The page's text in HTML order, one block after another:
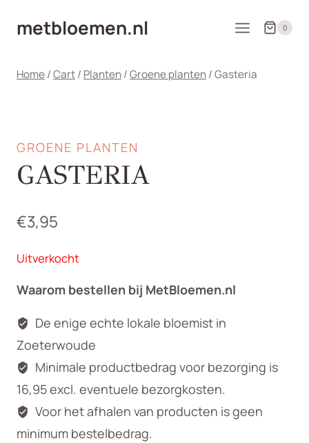
naarmetbloemen.nl 0
Home/Cart/ Planten/Groene planten/Gasteria
GROENE PLANTEN
GASTERIA
€3,95
Uitverkocht
Waarom bestellen bij MetBloemen.nl
De enige echte lokale bloemist in
Zoeterwoude
Minimale productbedrag voor bezorging is
16,95 excl. eventuele bezorgkosten.
Voor het afhalen van producten is geen
minimum bestelbedrag.